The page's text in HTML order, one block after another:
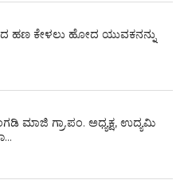
ಹಣ ಕೇಳಲು ಹೋದ ಯುವಕನನ್ನು
ಮಾಜಿ ಗ್ರಾ.ಪಂ. ಅಧ್ಯಕ್ಷ, ಉದ್ಯಮಿ